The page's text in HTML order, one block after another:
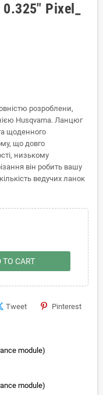
Pixel_
розроблени,
Husqvarna. Ланцюг
щоденного
що довго
низькому
він робить вашу
ведучих ланок
TO CART
Tweet Pinterest
module)
module)